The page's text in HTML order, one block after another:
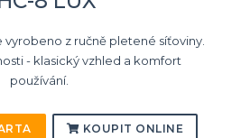
vyrobeno z ručně pletené síťoviny.
- klasický vzhled a komfort
používání.
KOUPIT ONLINE